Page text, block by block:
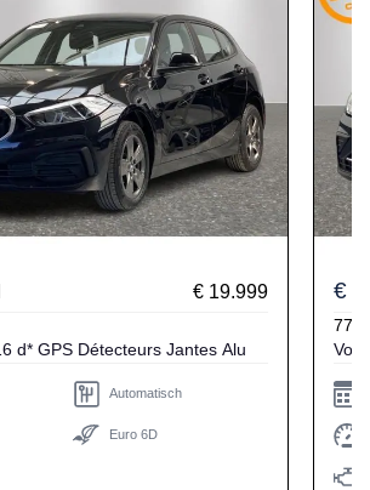
€ 19.999
BMW Serie 1 116 d* GPS Détecteurs Jantes Alu
Automatisch
Euro 6D
€